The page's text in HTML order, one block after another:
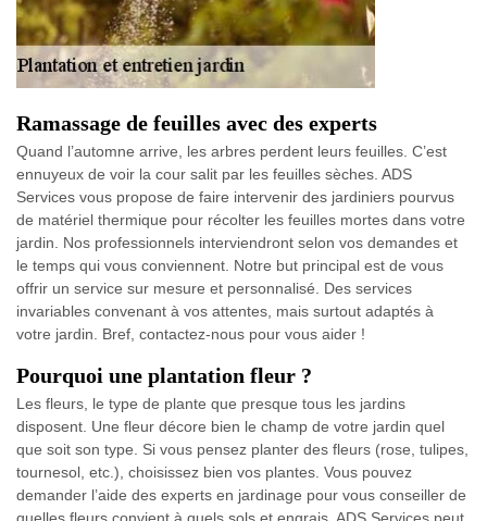
Ramassage de feuilles avec des experts
Quand l’automne arrive, les arbres perdent leurs feuilles. C’est
ennuyeux de voir la cour salit par les feuilles sèches. ADS
Services vous propose de faire intervenir des jardiniers pourvus
de matériel thermique pour récolter les feuilles mortes dans votre
jardin. Nos professionnels interviendront selon vos demandes et
le temps qui vous conviennent. Notre but principal est de vous
offrir un service sur mesure et personnalisé. Des services
invariables convenant à vos attentes, mais surtout adaptés à
votre jardin. Bref, contactez-nous pour vous aider !
Pourquoi une plantation fleur ?
Les fleurs, le type de plante que presque tous les jardins
disposent. Une fleur décore bien le champ de votre jardin quel
que soit son type. Si vous pensez planter des fleurs (rose, tulipes,
tournesol, etc.), choisissez bien vos plantes. Vous pouvez
demander l’aide des experts en jardinage pour vous conseiller de